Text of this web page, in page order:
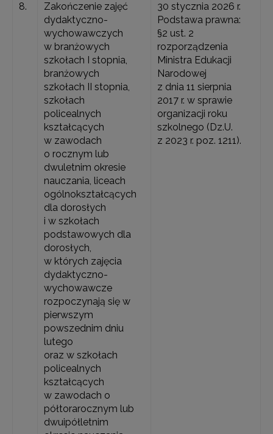
8.
Zakończenie zajęć
dydaktyczno-
wychowawczych
w branżowych
szkołach I stopnia,
branżowych
szkołach II stopnia,
szkołach
policealnych
kształcących
w zawodach
o rocznym lub
dwuletnim okresie
nauczania, liceach
ogólnokształcących
dla dorosłych
i w szkołach
podstawowych dla
dorosłych,
w których zajęcia
dydaktyczno-
wychowawcze
rozpoczynają się w
pierwszym
powszednim dniu
lutego
oraz w szkołach
policealnych
kształcących
w zawodach o
półtorarocznym lub
dwuipółletnim
30 stycznia 2026 r.
Podstawa prawna:
§2 ust. 2
rozporządzenia
Ministra Edukacji
Narodowej
z dnia 11 sierpnia
2017 r. w sprawie
organizacji roku
szkolnego (Dz.U.
z 2023 r. poz. 1211).